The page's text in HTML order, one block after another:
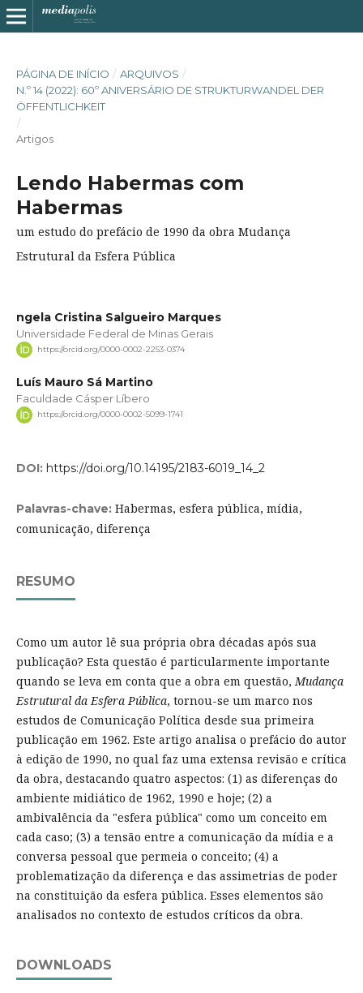
PÁGINA DE INÍCIO / ARQUIVOS /
N.º 14 (2022): 60º ANIVERSÁRIO DE STRUKTURWANDEL DER
ÖFFENTLICHKEIT
/
Artigos
Lendo Habermas com
Habermas
um estudo do prefácio de 1990 da obra Mudança
Estrutural da Esfera Pública
ngela Cristina Salgueiro Marques
Universidade Federal de Minas Gerais
https://orcid.org/0000-0002-2253-0374
Luís Mauro Sá Martino
Faculdade Cásper Líbero
https://orcid.org/0000-0002-5099-1741
DOI: https://doi.org/10.14195/2183-6019_14_2
Palavras-chave: Habermas, esfera pública, mídia,
comunicação, diferença
RESUMO
Como um autor lê sua própria obra décadas após sua
publicação? Esta questão é particularmente importante
quando se leva em conta que a obra em questão, Mudança
Estrutural da Esfera Pública, tornou-se um marco nos
estudos de Comunicação Política desde sua primeira
publicação em 1962. Este artigo analisa o prefácio do autor
à edição de 1990, no qual faz uma extensa revisão e crítica
da obra, destacando quatro aspectos: (1) as diferenças do
ambiente midiático de 1962, 1990 e hoje; (2) a
ambivalência da "esfera pública" como um conceito em
cada caso; (3) a tensão entre a comunicação da mídia e a
conversa pessoal que permeia o conceito; (4) a
problematização da diferença e das assimetrias de poder
na constituição da esfera pública. Esses elementos são
analisados no contexto de estudos críticos da obra.
DOWNLOADS